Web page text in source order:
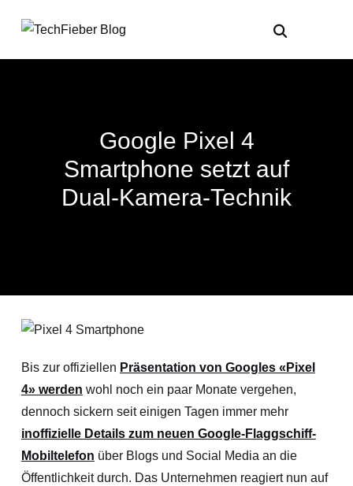
Google Pixel 4
Smartphone setzt auf
Dual-Kamera-Technik
Bis zur offiziellen Präsentation von Googles «Pixel
4» werden wohl noch ein paar Monate vergehen,
dennoch sickern seit einigen Tagen immer mehr
inoffizielle Details zum neuen Google-Flaggschiff-
Mobiltelefon über Blogs und Social Media an die
Öffentlichkeit durch. Das Unternehmen reagiert nun auf